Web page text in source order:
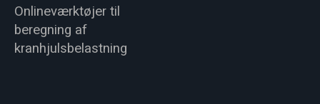
Onlineværktøjer til
beregning af
kranhjulsbelastning